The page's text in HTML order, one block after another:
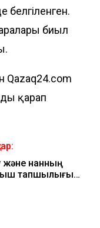
белгіленген.
биыл
Qazaq24.com
қарап
және нанның
тапшылығы